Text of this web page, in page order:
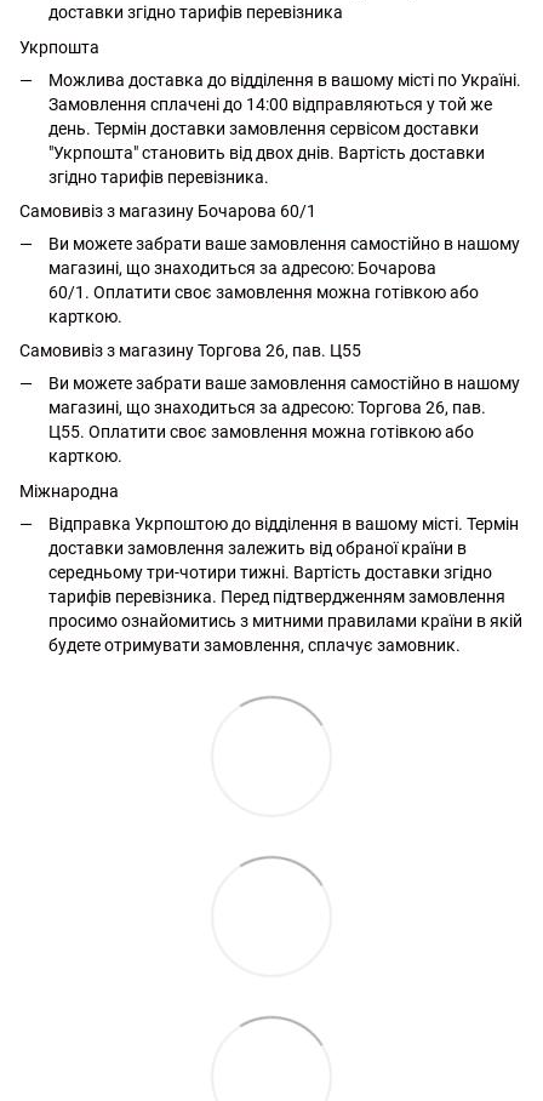
доставки згідно тарифів перевізника
Укрпошта
Можлива доставка до відділення в вашому місті по Україні.
Замовлення сплачені до 14:00 відправляються у той же
день. Термін доставки замовлення сервісом доставки
"Укрпошта" становить від двох днів. Вартість доставки
згідно тарифів перевізника.
Самовивіз з магазину Бочарова 60/1
Ви можете забрати ваше замовлення самостійно в нашому
магазині, що знаходиться за адресою: Бочарова
60/1. Оплатити своє замовлення можна готівкою або
карткою.
Самовивіз з магазину Торгова 26, пав. Ц55
Ви можете забрати ваше замовлення самостійно в нашому
магазині, що знаходиться за адресою: Торгова 26, пав.
Ц55. Оплатити своє замовлення можна готівкою або
карткою.
Міжнародна
Відправка Укрпоштою до відділення в вашому місті. Термін
доставки замовлення залежить від обраної країни в
середньому три-чотири тижні. Вартість доставки згідно
тарифів перевізника. Перед підтвердженням замовлення
просимо ознайомитись з митними правилами країни в якій
будете отримувати замовлення, сплачує замовник.